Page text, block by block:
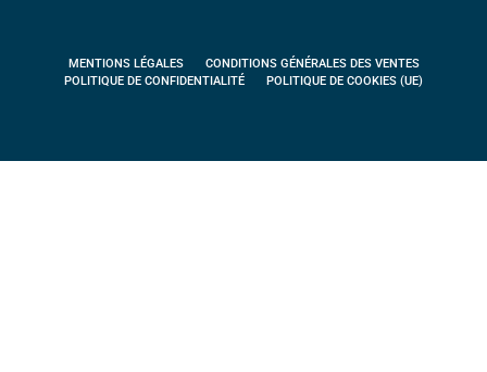
MENTIONS LÉGALES
CONDITIONS GÉNÉRALES DES VENTES
POLITIQUE DE CONFIDENTIALITÉ
POLITIQUE DE COOKIES (UE)